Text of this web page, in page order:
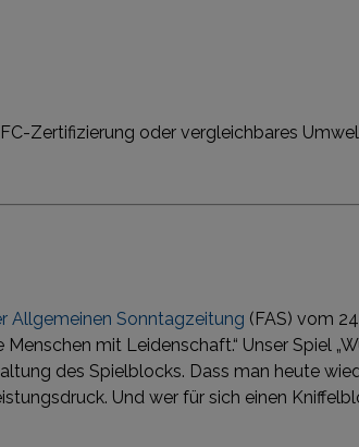
Zertifizierung oder vergleichbares
Allgemeinen Sonntagzeitung (FAS) vom
mit Leidenschaft.“ Unser Spiel
des Spielblocks. Dass man heute
Und wer für sich einen